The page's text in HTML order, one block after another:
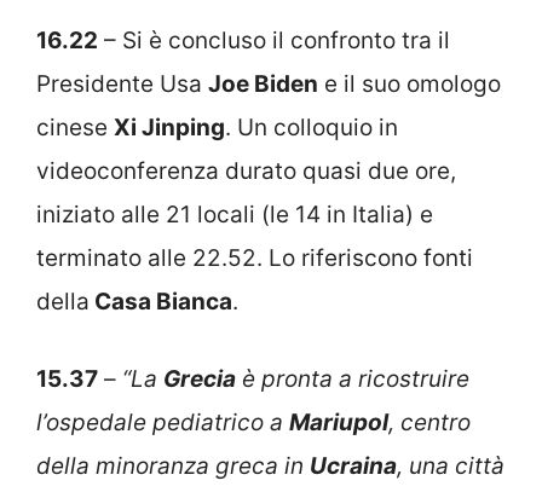
16.22 – Si è concluso il confronto tra il
Presidente Usa Joe Biden e il suo omologo
cinese Xi Jinping. Un colloquio in
videoconferenza durato quasi due ore,
iniziato alle 21 locali (le 14 in Italia) e
terminato alle 22.52. Lo riferiscono fonti
della Casa Bianca.
15.37 – “La Grecia è pronta a ricostruire
l’ospedale pediatrico a Mariupol, centro
della minoranza greca in Ucraina, una città